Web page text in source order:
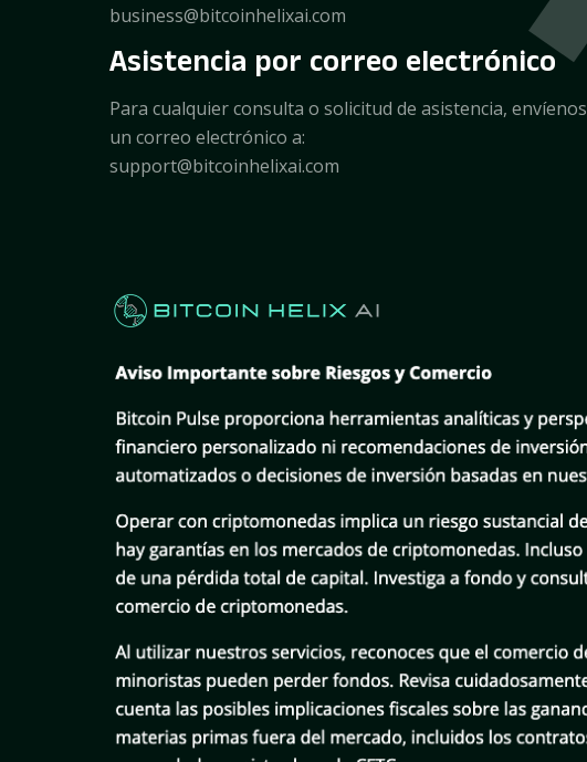
business@bitcoinhelixai.com
Asistencia por correo electrónico
Para cualquier consulta o solicitud de asistencia, envíenos
un correo electrónico a:
support@bitcoinhelixai.com